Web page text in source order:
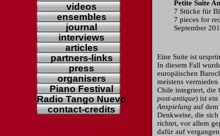
videos
ensembles
journal
interviews
articles
partners-links
press
organisers
Piano Festival
Radio Tango Nuevo
contact-credits
Petite Suite
7 Stücke für
7 pieces for
September
Eine Suite ist
In diesem Fall
europäischen
meistens
Chile integriert, die
post-antique) ist
Anspielung auf
Denkweise, die
richtet, vor allem
dafür auf